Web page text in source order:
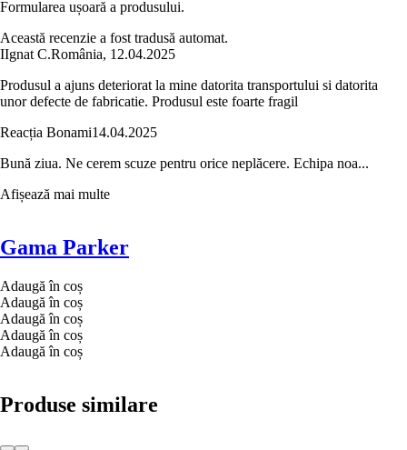
Formularea ușoară a produsului.
Această recenzie a fost tradusă automat.
IIgnat C.România, 12.04.2025
Produsul a ajuns deteriorat la mine datorita transportului si datorita
unor defecte de fabricatie. Produsul este foarte fragil
Reacția Bonami14.04.2025
Bună ziua. Ne cerem scuze pentru orice neplăcere. Echipa noa...
Afișează mai multe
Gama Parker
Adaugă în coș
Adaugă în coș
Adaugă în coș
Adaugă în coș
Adaugă în coș
Produse similare